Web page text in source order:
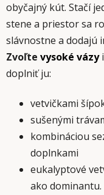
obyčajný kút. Stačí
stene a priestor sa
slávnostne a dodajú
Zvoľte vysoké vázy
doplniť ju:
vetvičkami
sušenými
kombináciou
doplnkami
eukalyptové
ako dominantu.